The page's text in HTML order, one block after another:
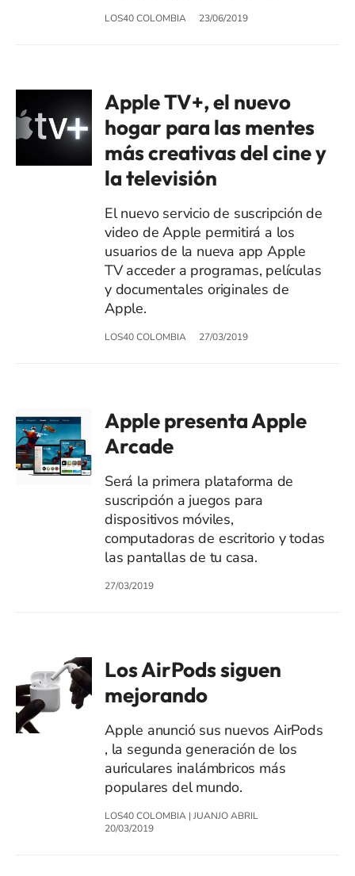
LOS40 COLOMBIA 23/06/2019
Apple TV+, el nuevo
hogar para las mentes
más creativas del cine y
la televisión
El nuevo servicio de suscripción de
video de Apple permitirá a los
usuarios de la nueva app Apple
TV acceder a programas, películas
y documentales originales de
Apple.
LOS40 COLOMBIA 27/03/2019
Apple presenta Apple
Arcade
Será la primera plataforma de
suscripción a juegos para
dispositivos móviles,
computadoras de escritorio y todas
las pantallas de tu casa.
27/03/2019
Los AirPods siguen
mejorando
Apple anunció sus nuevos AirPods
, la segunda generación de los
auriculares inalámbricos más
populares del mundo.
LOS40 COLOMBIA | JUANJO ABRIL
20/03/2019